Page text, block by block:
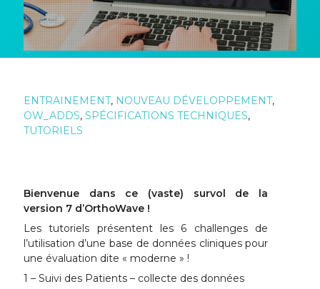
29 Août 2020
ENTRAINEMENT, NOUVEAU DÉVELOPPEMENT,
OW_ADDS, SPÉCIFICATIONS TECHNIQUES,
TUTORIELS
Bienvenue dans ce (vaste) survol de la
version 7 d’OrthoWave !
Les tutoriels présentent les 6 challenges de
l’utilisation d’une base de données cliniques pour
une évaluation dite « moderne » !
1 – Suivi des Patients – collecte des données